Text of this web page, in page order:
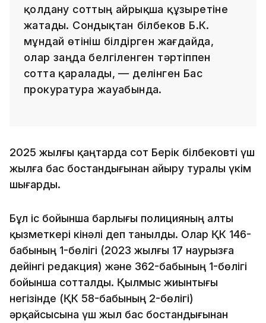
қолдану соттың айрықша құзыретіне
жатады. Сондықтан Әбілбеков Б.К.
мұндай өтініш білдірген жағдайда,
олар заңда белгіленген тәртіппен
сотта қаралады, — делінген Бас
прокуратура жауабында.
2025 жылғы қаңтарда сот Берік Әбілбековті үш
жылға бас бостандығынан айыру туралы үкім
шығарды.
Бұл іс бойынша барлығы полицияның алты
қызметкері кінәлі деп танылды. Олар ҚК 146-
бабының 1-бөлігі (2023 жылғы 17 наурызға
дейінгі редакция) және 362-бабының 1-бөлігі
бойынша сотталды. Қылмыс жиынтығы
негізінде (ҚК 58-бабының 2-бөлігі)
әрқайсысына үш жыл бас бостандығынан